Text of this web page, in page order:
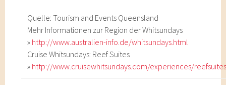
Quelle: Tourism and Events Queensland
Mehr Informationen zur Region der Whitsundays
» http://www.australien-info.de/whitsundays.html
Cruise Whitsundays: Reef Suites
» http://www.cruisewhitsundays.com/experiences/